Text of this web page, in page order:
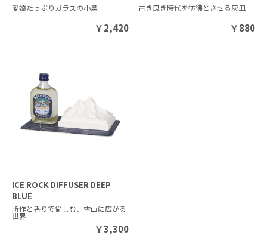
愛嬌たっぷりガラスの小鳥
￥2,420
古き良き時代を彷彿とさせる灰皿
￥880
ICE ROCK DIFFUSER DEEP
BLUE
所作と香りで愉しむ、雪山に広がる
世界
￥3,300